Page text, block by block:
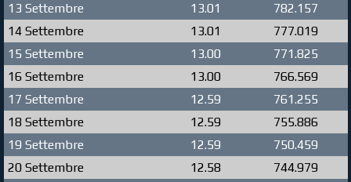
13 Settembre
13.01
782.157
14 Settembre
13.01
777.019
15 Settembre
13.00
771.825
16 Settembre
13.00
766.569
17 Settembre
12.59
761.255
18 Settembre
12.59
755.886
19 Settembre
12.59
750.459
20 Settembre
12.58
744.979